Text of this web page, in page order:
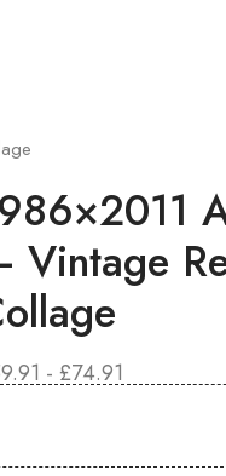
Vintage
- £74.91
DE
£59.91